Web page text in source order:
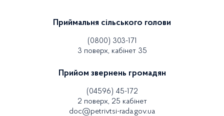
Приймальня сільського голови
(0800) 303-171
3 поверх, кабінет 35
Прийом звернень громадян
(04596) 45-172
2 поверх, 25 кабінет
doc@petrivtsi-rada.gov.ua